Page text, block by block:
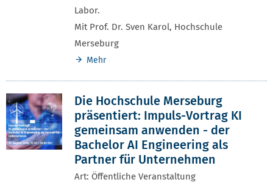
Labor.
Mit Prof. Dr. Sven Karol, Hochschule
Merseburg
Mehr
Die Hochschule Merseburg
präsentiert: Impuls-Vortrag KI
gemeinsam anwenden - der
Bachelor AI Engineering als
Partner für Unternehmen
Art: Öffentliche Veranstaltung